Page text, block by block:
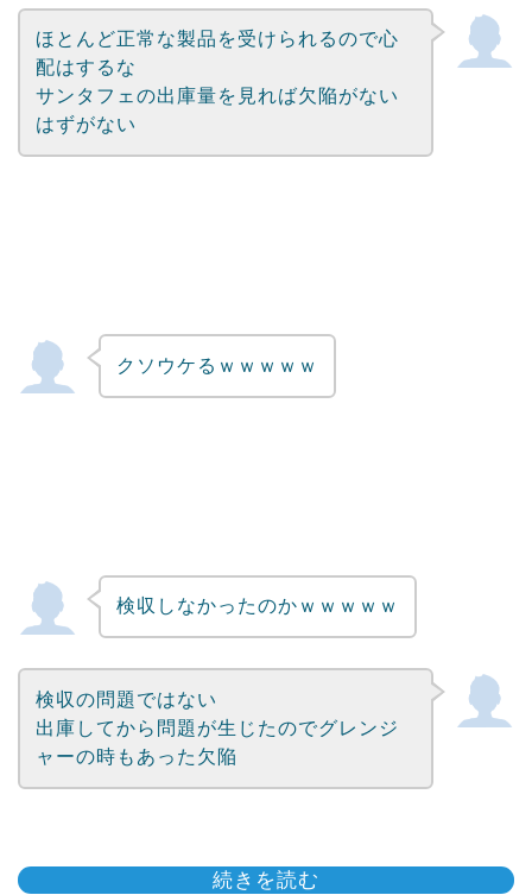
ほとんど正常な製品を受けられるので心
配はするな
サンタフェの出庫量を見れば欠陥がない
はずがない
クソウケるｗｗｗｗｗ
検収しなかったのかｗｗｗｗｗ
検収の問題ではない
出庫してから問題が生じたのでグレンジ
ャーの時もあった欠陥
続きを読む